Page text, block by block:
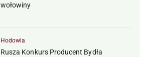
wołowiny
Hodowla
Rusza Konkurs Producent Bydła